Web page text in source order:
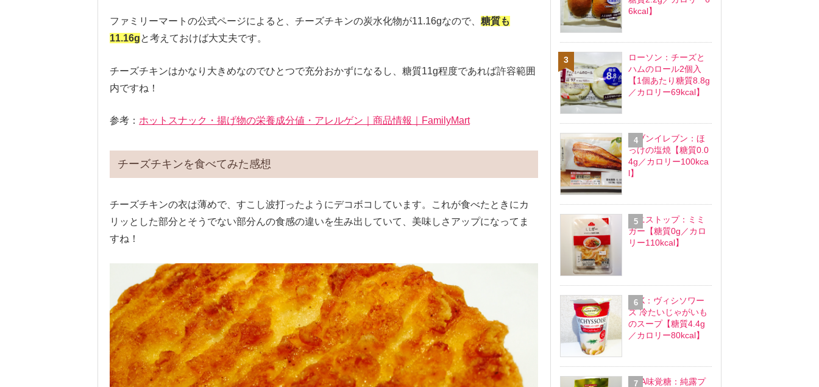
ファミリーマートの公式ページによると、チーズチキンの炭水化物が11.16gなので、 糖質も
11.16gと考えておけば大丈夫です。
チーズチキンはかなり大きめなのでひとつで充分おかずになるし、糖質11g程度であれば許容範囲
内ですね！
参考： ホットスナック・揚げ物の栄養成分値・アレルゲン｜商品情報｜FamilyMart
チーズチキンを食べてみた感想
チーズチキンの衣は薄めで、すこし波打ったようにデコボコしています。これが食べたときにカ
リッとした部分とそうでない部分んの食感の違いを生み出していて、美味しさアップになってま
すね！
6kcal】
ローソン：チーズと
ハムのロール2個入
【1個あたり糖質8.8g
／カロリー69kcal】
セブンイレブン：ほ
っけの塩焼【糖質0.0
4g／カロリー100kca
l】
ミニストップ：ミミ
ガー【糖質0g／カロ
リー110kcal】
SSK：ヴィシソワー
ズ 冷たいじゃがいも
のスープ【糖質4.4g
／カロリー80kcal】
UHA味覚糖：純露プ